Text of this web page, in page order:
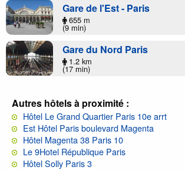
Gare de l'Est - Paris
655 m
(9 min)
Gare du Nord Paris
1.2 km
(17 min)
Autres hôtels à proximité :
Hôtel Le Grand Quartier Paris 10e arrt
Est Hôtel Paris boulevard Magenta
Hôtel Magenta 38 Paris 10
Le 9Hotel République Paris
Hôtel Solly Paris 3